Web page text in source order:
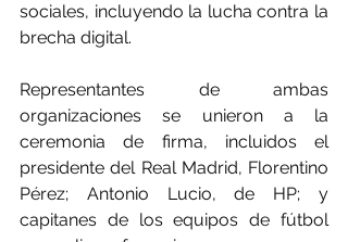
sociales, incluyendo la lucha contra la
brecha digital.
Representantes de ambas
organizaciones se unieron a la
ceremonia de firma, incluidos el
presidente del Real Madrid, Florentino
Pérez; Antonio Lucio, de HP; y
capitanes de los equipos de fútbol